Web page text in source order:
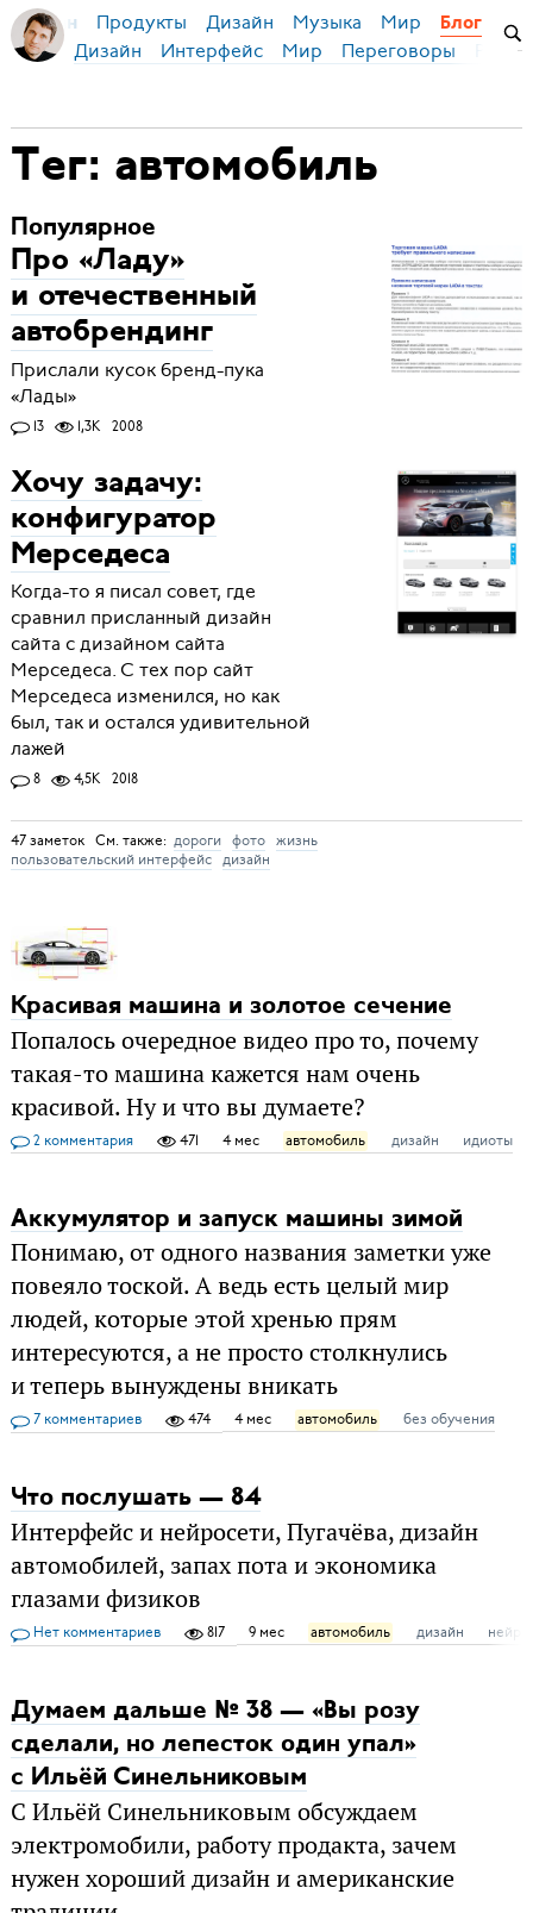
Бирман Продукты Дизайн Музыка Мир Блог
Дизайн Интерфейс Мир Переговоры
Тег: автомобиль
Популярное
Про «Ладу»
и отечественный
автобрендинг
Прислали кусок бренд-пука
«Лады»
13 1,3K 2008
Хочу задачу:
конфигуратор
Мерседеса
Когда-то я писал совет, где
сравнил присланный дизайн
сайта с дизайном сайта
Мерседеса. С тех пор сайт
Мерседеса изменился, но как
был, так и остался удивительной
лажей
8 4,5K 2018
47 заметок См. также: дороги фото жизнь
пользовательский интерфейс дизайн
Красивая машина и золотое сечение
Попалось очередное видео про то, почему
такая-то машина кажется нам очень
красивой. Ну и что вы думаете?
2 комментария 471 4 мес автомобиль дизайн идиоты
Аккумулятор и запуск машины зимой
Понимаю, от одного названия заметки уже
повеяло тоской. А ведь есть целый мир
людей, которые этой хренью прям
интересуются, а не просто столкнулись
и теперь вынуждены вникать
7 комментариев 474 4 мес автомобиль без обучения
Что послушать — 84
Интерфейс и нейросети, Пугачёва, дизайн
автомобилей, запах пота и экономика
глазами физиков
Нет комментариев 817 9 мес автомобиль дизайн
Думаем дальше № 38 — «Вы розу
сделали, но лепесток один упал»
с Ильёй Синельниковым
С Ильёй Синельниковым обсуждаем
электромобили, работу продакта, зачем
нужен хороший дизайн и американские